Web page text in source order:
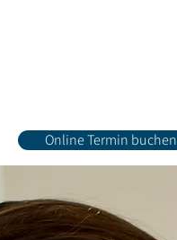
Online Termin buchen